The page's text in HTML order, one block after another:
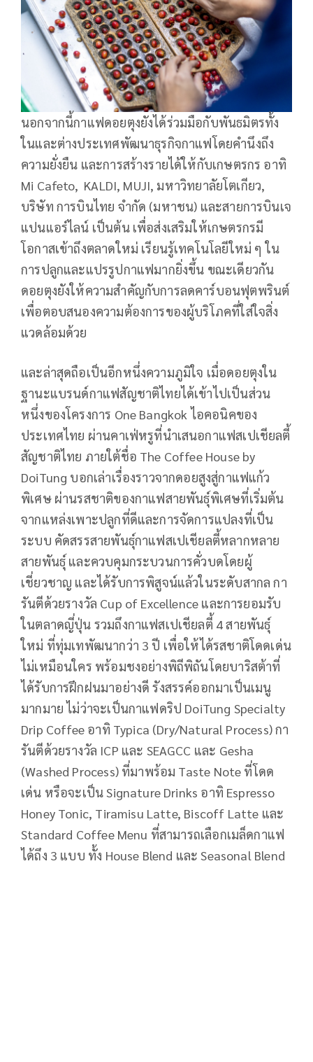
นอกจากนี้กาแฟดอยตุงยังได้ร่วมมือกับพันธมิตรทั้ง
ในและต่างประเทศพัฒนาธุรกิจกาแฟโดยคำนึงถึง
ความยั่งยืน และการสร้างรายได้ให้กับเกษตรกร อาทิ
Mi Cafeto, KALDI, MUJI, มหาวิทยาลัยโตเกียว,
บริษัท การบินไทย จำกัด (มหาชน) และสายการบินเจ
แปนแอร์ไลน์ เป็นต้น เพื่อส่งเสริมให้เกษตรกรมี
โอกาสเข้าถึงตลาดใหม่ เรียนรู้เทคโนโลยีใหม่ ๆ ใน
การปลูกและแปรรูปกาแฟมากยิ่งขึ้น ขณะเดียวกัน
ดอยตุงยังให้ความสำคัญกับการลดคาร์บอนฟุตพรินต์
เพื่อตอบสนองความต้องการของผู้บริโภคที่ใส่ใจสิ่ง
แวดล้อมด้วย
และล่าสุดถือเป็นอีกหนึ่งความภูมิใจ เมื่อดอยตุงใน
ฐานะแบรนด์กาแฟสัญชาติไทยได้เข้าไปเป็นส่วน
หนึ่งของโครงการ One Bangkok ไอคอนิคของ
ประเทศไทย ผ่านคาเฟ่หรูที่นำเสนอกาแฟสเปเชียลตี้
สัญชาติไทย ภายใต้ชื่อ The Coffee House by
DoiTung บอกเล่าเรื่องราวจากดอยสูงสู่กาแฟแก้ว
พิเศษ ผ่านรสชาติของกาแฟสายพันธุ์พิเศษที่เริ่มต้น
จากแหล่งเพาะปลูกที่ดีและการจัดการแปลงที่เป็น
ระบบ คัดสรรสายพันธุ์กาแฟสเปเชียลตี้หลากหลาย
สายพันธุ์ และควบคุมกระบวนการคั่วบดโดยผู้
เชี่ยวชาญ และได้รับการพิสูจน์แล้วในระดับสากล กา
รันตีด้วยรางวัล Cup of Excellence และการยอมรับ
ในตลาดญี่ปุ่น รวมถึงกาแฟสเปเชียลตี้ 4 สายพันธุ์
ใหม่ ที่ทุ่มเทพัฒนากว่า 3 ปี เพื่อให้ได้รสชาติโดดเด่น
ไม่เหมือนใคร พร้อมชงอย่างพิถีพิถันโดยบาริสต้าที่
ได้รับการฝึกฝนมาอย่างดี รังสรรค์ออกมาเป็นเมนู
มากมาย ไม่ว่าจะเป็นกาแฟดริป DoiTung Specialty
Drip Coffee อาทิ Typica (Dry/Natural Process) กา
รันตีด้วยรางวัล ICP และ SEAGCC และ Gesha
(Washed Process) ที่มาพร้อม Taste Note ที่โดด
เด่น หรือจะเป็น Signature Drinks อาทิ Espresso
Honey Tonic, Tiramisu Latte, Biscoff Latte และ
Standard Coffee Menu ที่สามารถเลือกเมล็ดกาแฟ
ได้ถึง 3 แบบ ทั้ง House Blend และ Seasonal Blend